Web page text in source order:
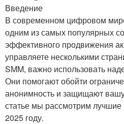
Введение
В современном цифровом
одним из самых популярных
эффективного продвижения
управляете несколькими
SMM, важно использовать
Они помогают обойти
анонимность и защищают вашу
статье мы рассмотрим лучшие
2025 году.